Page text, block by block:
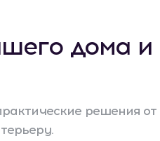
дома и
решения от